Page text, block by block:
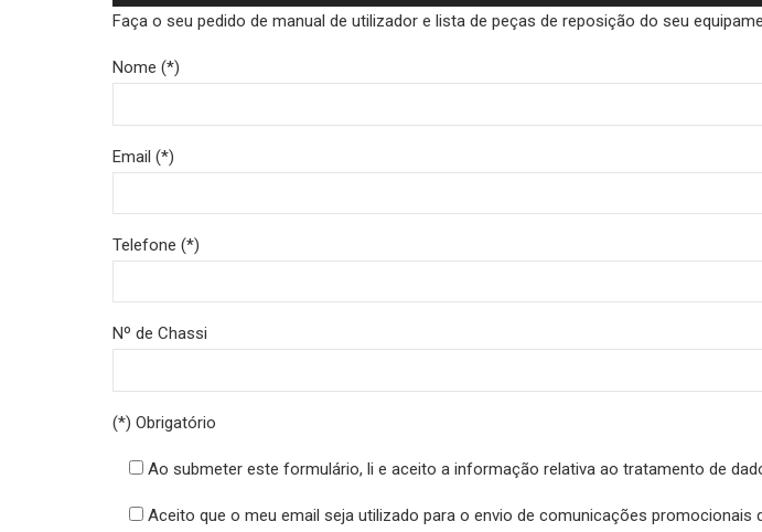
Faça o seu pedido de manual de utilizador e lista de peças de reposição do seu
Nome (*)
Email (*)
Telefone (*)
Nº de Chassi
(*) Obrigatório
Ao submeter este formulário, li e aceito a informação relativa ao tratamento de
Aceito que o meu email seja utilizado para o envio de comunicações promocionais